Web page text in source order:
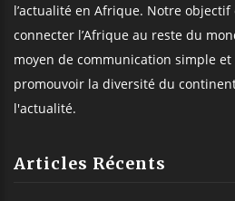
l’actualité en Afrique. Notre
connecter l’Afrique au reste du
moyen de communication simple et
promouvoir la diversité du
l'actualité.
Articles Récents